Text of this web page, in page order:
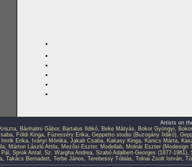
Artists on
, Bánhalmi Gábor, Bartalus Ildikó, Beke Mátyás, Bokor Gyöngyi,
, Földi Kinga, Füzesséry Erika, Geppetto studio (Buzogány Ildikó),
Imrik Erika, Iványi Mónika, Jakab Csaba, Kakasy Kinga, Kanics Márta,
, Márton László Attila, Mezősi Eszter, Modellab, Molnár Eszter (Modesign
, Sprok Antal , Sz. Wargha Andrea, Szabó Adalbert-Georges (1877-1961),
, Takács Bernadett, Terbe János, Terebessy Tóbiás, Tolnai Zsolt István,